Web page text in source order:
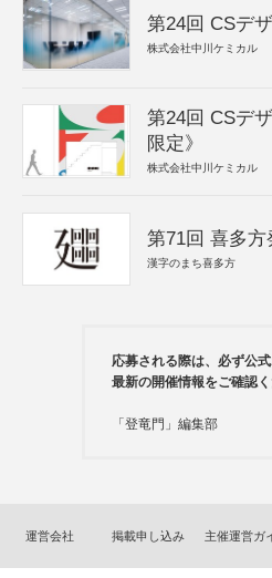
第24回 CSデ
株式会社中川ケミカル
第24回 CSデ
限定》
株式会社中川ケミカル
第71回 喜多
漢字のまち喜多方
応募される際は、必ず公
最新の開催情報をご確認く
「登竜門」編集部
運営会社 掲載申し込み 主催運営ガ